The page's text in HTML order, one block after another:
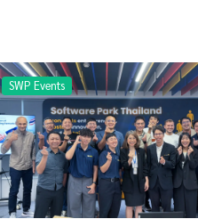
SWP Events